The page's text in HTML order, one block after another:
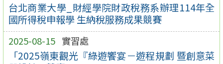
台北商業大學_財經學院財政稅務系辦理114年全
國所得稅申報學 生納稅服務成果競賽
2025-08-15 實習處
「2025嶺東觀光『綠遊饗宴－遊程規劃 暨創意菜